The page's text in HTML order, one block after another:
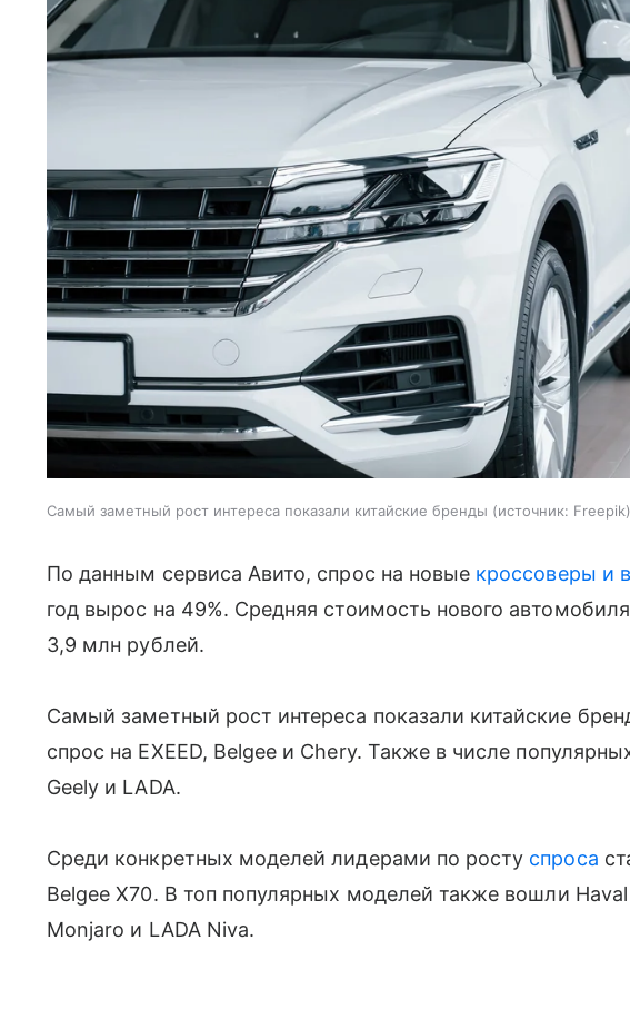
Самый заметный рост интереса показали китайские бренды источник: Freepik
По данным сервиса Авито, спрос на новые кроссоверы и
год вырос на 49%. Средняя стоимость нового
3,9 млн рублей.
Самый заметный рост интереса показали китайские
спрос на EXEED, Belgee и Chery. Также в числе
Geely и LADA.
Среди конкретных моделей лидерами по росту спроса
Belgee X70. В топ популярных моделей также вошли
Monjaro и LADA Niva.